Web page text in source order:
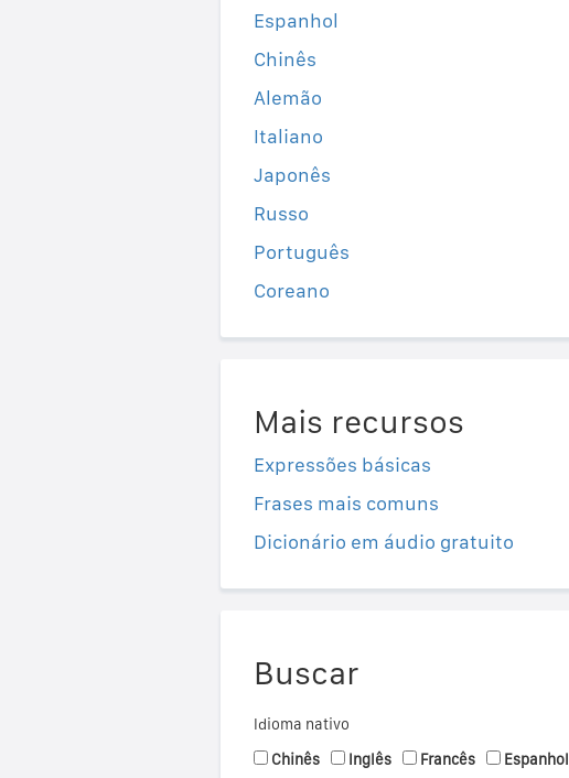
Espanhol
Chinês
Alemão
Italiano
Japonês
Russo
Português
Coreano
Mais recursos
Expressões básicas
Frases mais comuns
Dicionário em áudio gratuito
Buscar
Idioma nativo
Chinês
Inglês Francês Espanhol